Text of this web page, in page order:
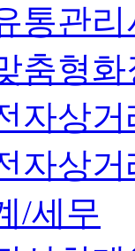
통관리
춤형
자상
자상
/세무